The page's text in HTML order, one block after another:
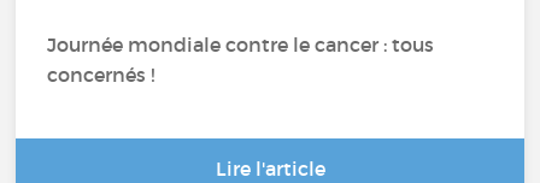
Journée mondiale contre le cancer : tous
concernés !
Lire l'article